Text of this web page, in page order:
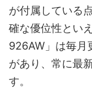
が付属している
確な優位性とい
926AW」は毎月
があり、常に最
す。